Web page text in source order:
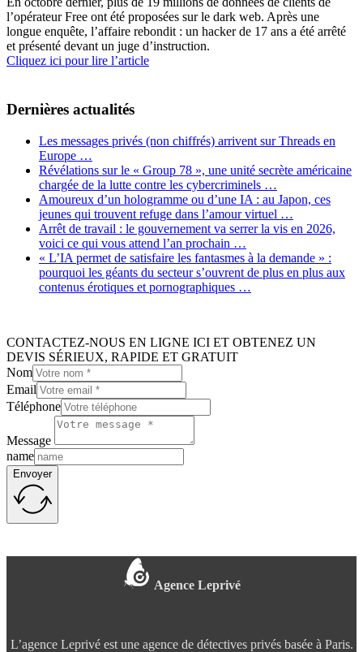
l’opérateur Free ont été proposées sur le dark web. Après une
longue enquête, l’affaire rebondit : un hacker de 17 ans a été arrêté
et présenté devant un juge d’instruction.
Cliquez ici pour lire l’article
Dernières actualités
Les messages privés (non chiffrés) arrivent sur Threads en
Europe …
Révélations sur le « Group 78 », une unité secrète américaine
chargée de la lutte contre les cybercriminels …
Amoureux d’un hologramme ou d’une IA : au Japon, ces
jeunes qui trouvent refuge dans l’amour virtuel …
Arrêt de travail : le gouvernement va serrer la vis en 2026,
voici ce qui vous attend l’an prochain …
« L’IA permet de satisfaire les fantasmes à la demande » :
pourquoi les géants du secteur s’ouvrent de plus en plus aux
contenus érotiques et pornographiques …
CONTACTEZ-NOUS EN LIGNE ICI ET OBTENEZ UN
DEVIS SÉRIEUX, RAPIDE ET GRATUIT
Nom
Email
Téléphone
Message
name
Envoyer
Agence Leprivé
L’agence Leprivé est une agence de détectives privés basée à Paris.